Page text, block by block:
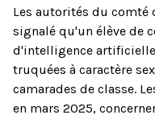
Les autorités du comté
signalé qu'un élève de
d'intelligence
truquées à caractère
camarades de classe.
en mars 2025,